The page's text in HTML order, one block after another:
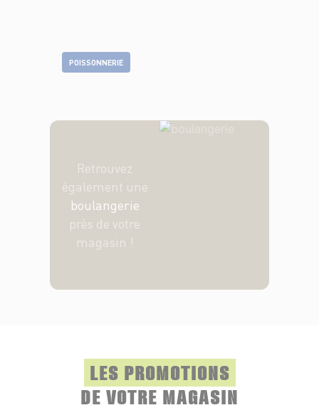
POISSONNERIE
Retrouvez
également une
boulangerie
près de votre
magasin !
LES PROMOTIONS
DE VOTRE MAGASIN